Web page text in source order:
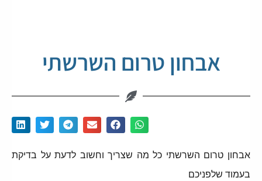
אבחון טרום השרשתי
אבחון טרום השרשתי כל מה שצריך וחשוב לדעת על בדיקת
בעמוד שלפניכם